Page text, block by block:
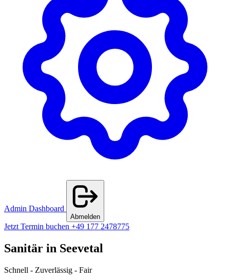
Admin Dashboard
Abmelden
Jetzt Termin buchen +49 177 2478775
Sanitär in Seevetal
Schnell - Zuverlässig - Fair